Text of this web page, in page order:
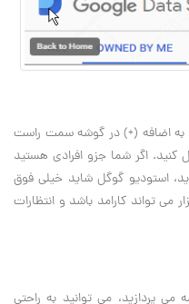
به اضافه (+) در گوشه سمت راست
کنید. اگر شما جزو افرادی هستید
استودیو گوگل شاید خیلی فوق
می تواند کارامد باشد و انتظارات
می پردازید، می توانید به راحتی